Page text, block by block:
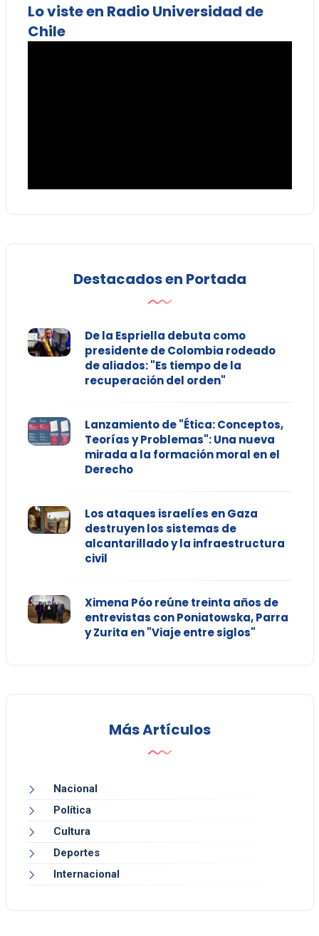
Lo viste en Radio Universidad de
Chile
Destacados en Portada
De la Espriella debuta como
presidente de Colombia rodeado
de aliados: "Es tiempo de la
recuperación del orden"
Lanzamiento de "Ética: Conceptos,
Teorías y Problemas": Una nueva
mirada a la formación moral en el
Derecho
Los ataques israelíes en Gaza
destruyen los sistemas de
alcantarillado y la infraestructura
civil
Ximena Póo reúne treinta años de
entrevistas con Poniatowska, Parra
y Zurita en "Viaje entre siglos"
Más Artículos
Nacional
Política
Cultura
Deportes
Internacional